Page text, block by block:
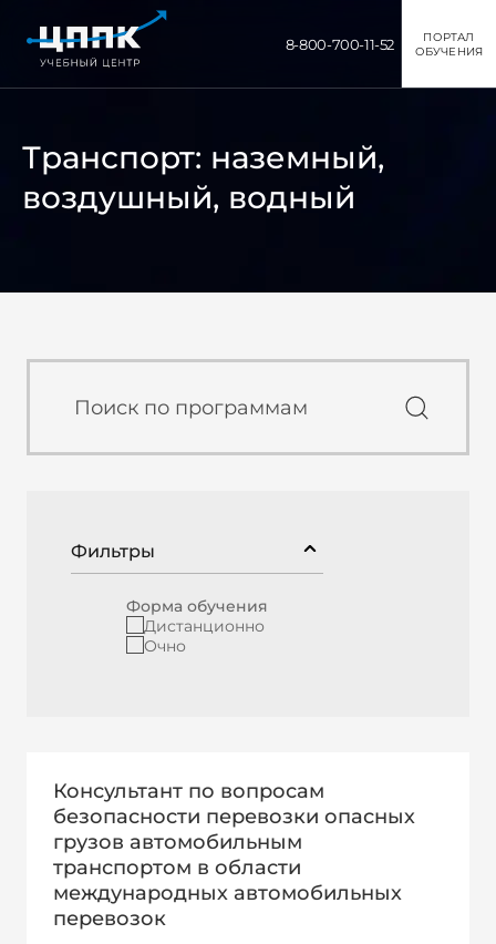
8-800-700-11-52
ПОРТАЛ
ОБУЧЕНИЯ
Транспорт: наземный,
воздушный, водный
Фильтры
Форма обучения
Дистанционно
Очно
Консультант по вопросам
безопасности перевозки опасных
грузов автомобильным
транспортом в области
международных автомобильных
перевозок